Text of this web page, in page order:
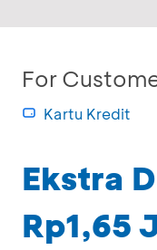
For
Kartu Kredit
Ekstra
Rp1,65